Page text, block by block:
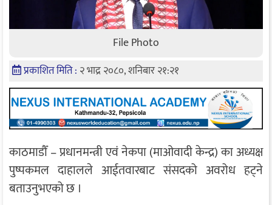
File Photo
प्रकाशित मिति : २ भाद्र २०८०, शनिबार २१:२१
काठमाडौँ – प्रधानमन्त्री एवं नेकपा (माओवादी केन्द्र) का अध्यक्ष
पुष्पकमल दाहालले आईतवारबाट संसदको अवरोध हट्ने
बताउनुभएको छ ।